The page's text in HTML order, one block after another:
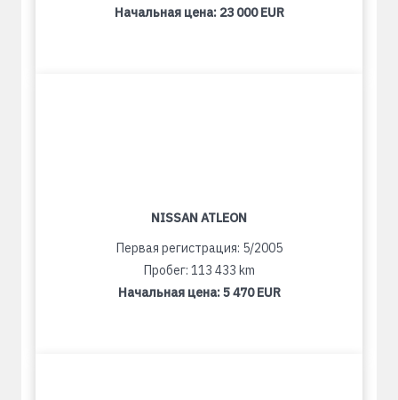
Начальная цена: 23 000 EUR
NISSAN ATLEON
Первая регистрация: 5/2005
Пробег: 113 433 km
Начальная цена:5 470 EUR